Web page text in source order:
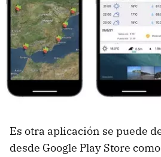
Es otra aplicación se puede
desde Google Play Store